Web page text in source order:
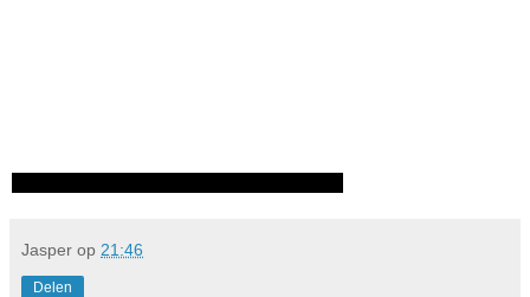
Jasper op 21:46
Delen